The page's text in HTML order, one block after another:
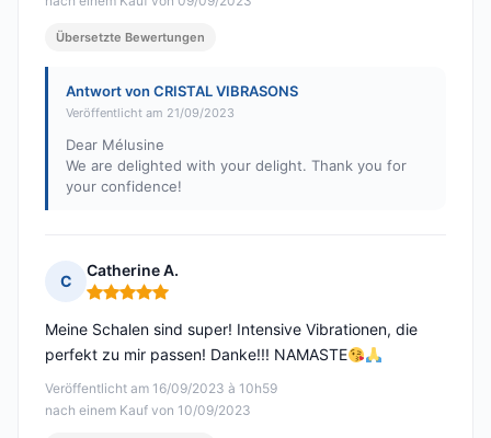
Übersetzte Bewertungen
Antwort von CRISTAL VIBRASONS
Veröffentlicht am 21/09/2023
Dear Mélusine
We are delighted with your delight. Thank you for
your confidence!
C
Catherine A.
Hinweis: 5 von 5
Veröffentlicht am 16/09/2023 à 10h59
nach einem Kauf von 10/09/2023
Meine Schalen sind super! Intensive Vibrationen, die
perfekt zu mir passen! Danke!!! NAMASTE